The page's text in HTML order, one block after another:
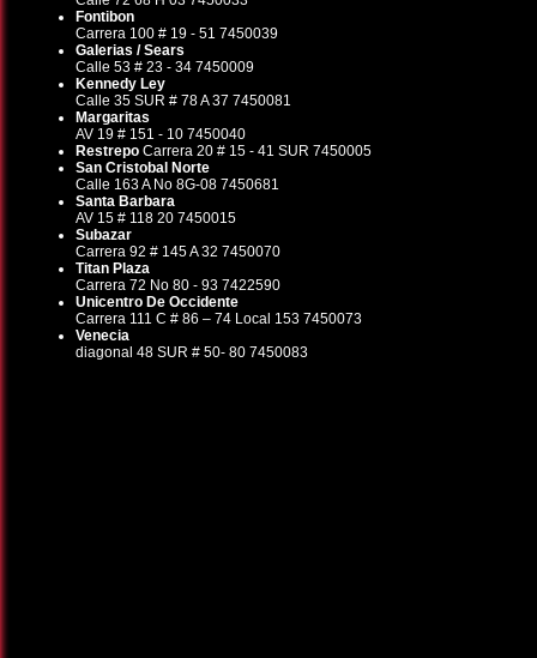
Fontibon
Carrera 100 # 19 - 51 7450039
Galerias / Sears
Calle 53 # 23 - 34 7450009
Kennedy Ley
Calle 35 SUR # 78 A 37 7450081
Margaritas
AV 19 # 151 - 10 7450040
Restrepo Carrera 20 # 15 - 41 SUR 7450005
San Cristobal Norte
Calle 163 A No 8G-08 7450681
Santa Barbara
AV 15 # 118 20 7450015
Subazar
Carrera 92 # 145 A 32 7450070
Titan Plaza
Carrera 72 No 80 - 93 7422590
Unicentro De Occidente
Carrera 111 C # 86 – 74 Local 153 7450073
Venecia
diagonal 48 SUR # 50- 80 7450083